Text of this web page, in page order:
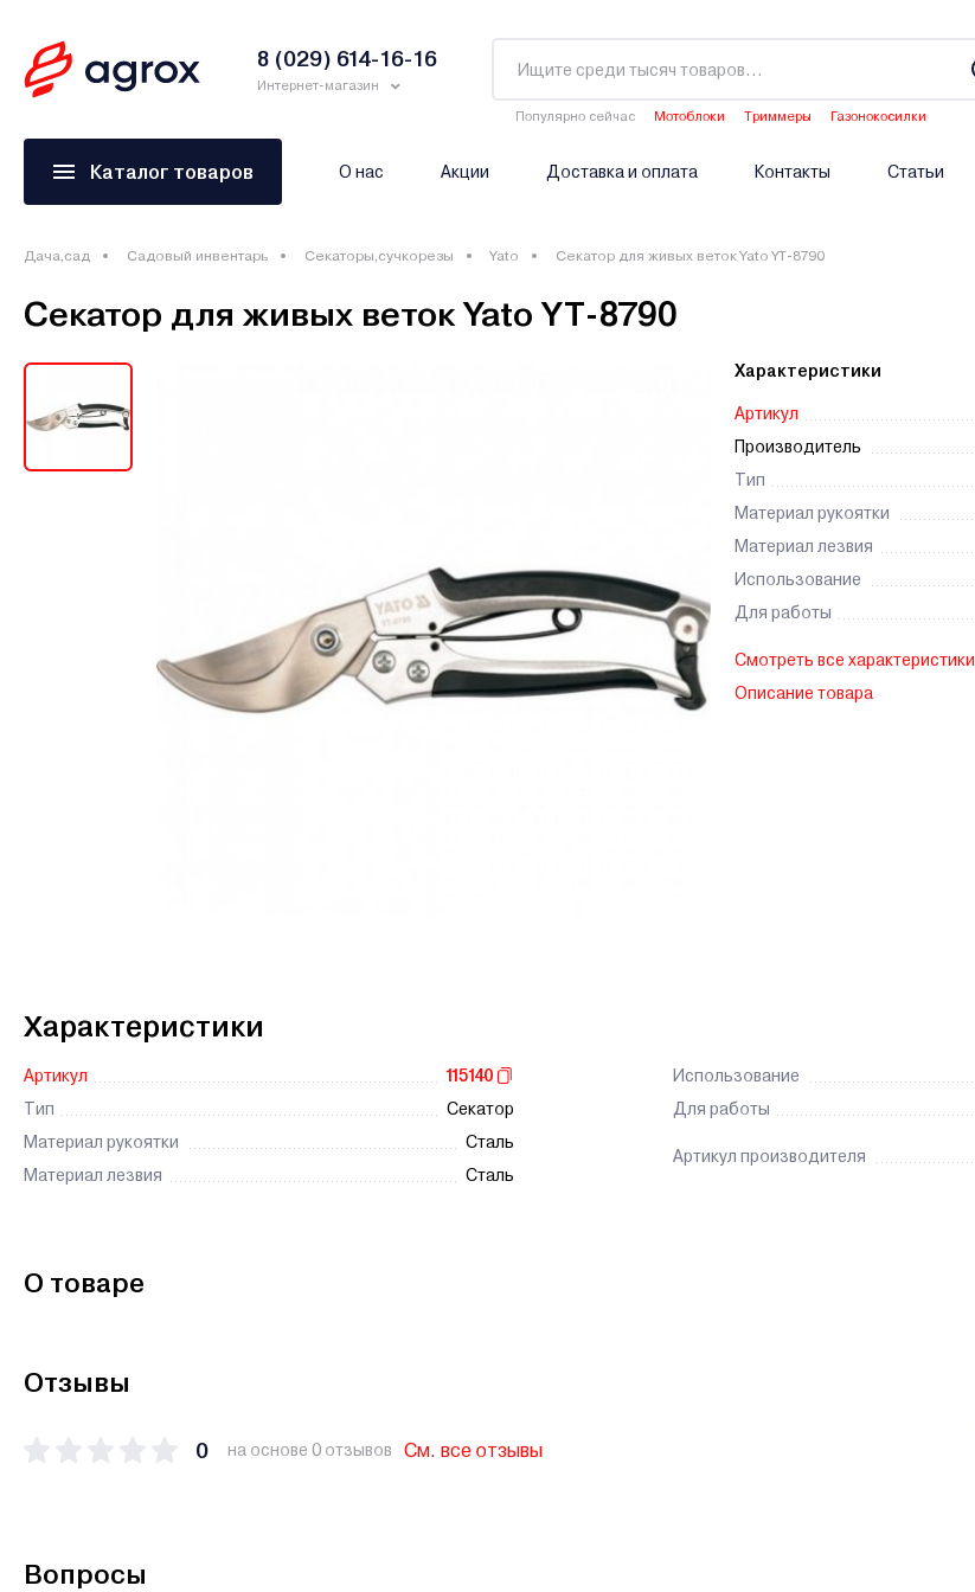
8 (029) 614-16-16
Интернет-магазин
Популярно сейчас Мотоблоки Триммеры
Газонокосилки
Каталог товаров О нас Акции Доставка и оплата Контакты Статьи
Дача,сад Садовый инвентарь Секаторы,сучкорезы Yato Секатор для живых веток Yato YT-8790
Секатор для живых веток Yato YT-8790
Характеристики
Артикул
Производитель
Тип
Материал рукоятки
Материал лезвия
Использование
Для работы
Смотреть все характеристики
Описание товара
Характеристики
Артикул
115140
Тип
Секатор
Материал рукоятки
Сталь
Материал лезвия
Сталь
Использование
Для работы
Артикул производителя
О товаре
Отзывы
0 на основе 0 отзывов См. все отзывы
Вопросы